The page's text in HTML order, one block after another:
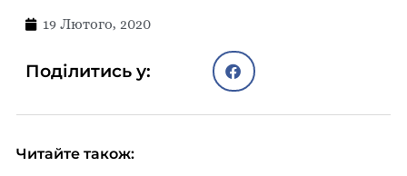
19 Лютого, 2020
Поділитись у:
Читайте також: